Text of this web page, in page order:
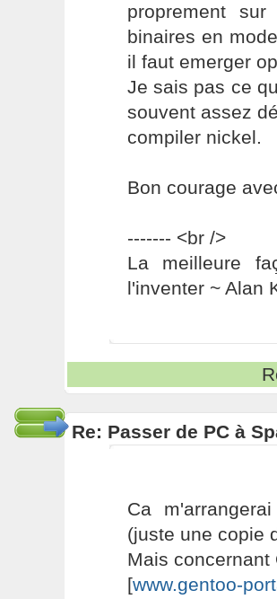
proprement
binaires en
il faut emerger
Je sais pas ce
souvent assez
compiler nickel.
Bon courage
------- <br />
La meilleure
l'inventer ~ Alan
Re: Passer de PC à
Ca
(juste une copie
Mais
[www.gentoo-